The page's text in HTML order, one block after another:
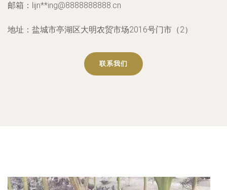
邮箱：lijn**ing@8888888888.cn
地址：盐城市亭湖区大明农贸市场2016号门市（2）
联系我们